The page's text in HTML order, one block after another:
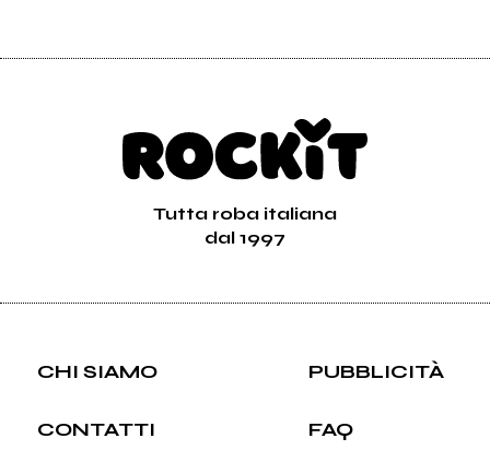
Tutta roba italiana
dal 1997
CHI SIAMO PUBBLICITÀ
CONTATTI FAQ